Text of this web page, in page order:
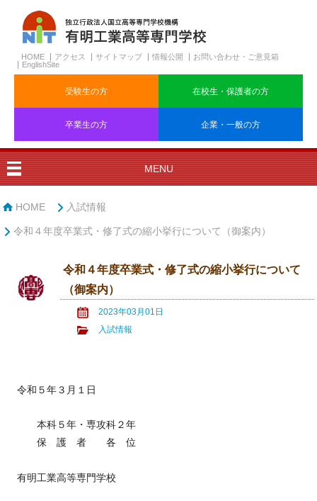
HOME アクセス サイトマップ 情報公開
お問い合わせ・ご意見箱
EnglishSite
受験生の方 在校生・保護者の方
卒業生の方 企業・一般の方
MENU
HOME 入試情報
令和４年度卒業式・修了式の縮小挙行について（御案内）
令和４年度卒業式・修了式の縮小挙行について
（御案内）
2023年03月01日
入試情報
令和５年３月１日
本科５年・専攻科２年
保 護 者 各 位
有明工業高等専門学校